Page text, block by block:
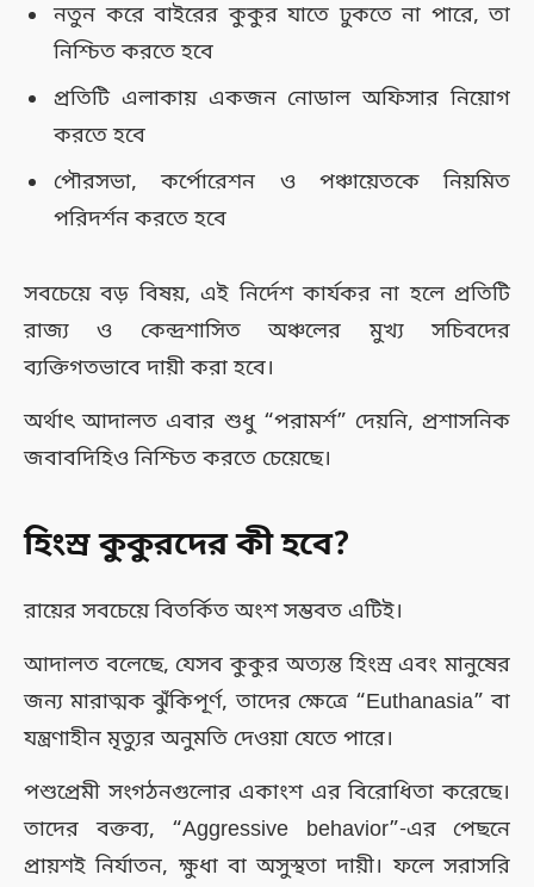
নতুন করে বাইরের কুকুর যাতে ঢুকতে না পারে, তা
নিশ্চিত করতে হবে
প্রতিটি এলাকায় একজন নোডাল অফিসার নিয়োগ
করতে হবে
পৌরসভা, কর্পোরেশন ও পঞ্চায়েতকে নিয়মিত
পরিদর্শন করতে হবে
সবচেয়ে বড় বিষয়, এই নির্দেশ কার্যকর না হলে প্রতিটি
রাজ্য ও কেন্দ্রশাসিত অঞ্চলের মুখ্য সচিবদের
ব্যক্তিগতভাবে দায়ী করা হবে।
অর্থাৎ আদালত এবার শুধু “পরামর্শ” দেয়নি, প্রশাসনিক
জবাবদিহিও নিশ্চিত করতে চেয়েছে।
হিংস্র কুকুরদের কী হবে?
রায়ের সবচেয়ে বিতর্কিত অংশ সম্ভবত এটিই।
আদালত বলেছে, যেসব কুকুর অত্যন্ত হিংস্র এবং মানুষের
জন্য মারাত্মক ঝুঁকিপূর্ণ, তাদের ক্ষেত্রে “Euthanasia” বা
যন্ত্রণাহীন মৃত্যুর অনুমতি দেওয়া যেতে পারে।
পশুপ্রেমী সংগঠনগুলোর একাংশ এর বিরোধিতা করেছে।
তাদের বক্তব্য, “Aggressive behavior”-এর পেছনে
প্রায়শই নির্যাতন, ক্ষুধা বা অসুস্থতা দায়ী। ফলে সরাসরি